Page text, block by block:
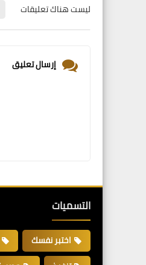
ليست هناك تعليقات
إرسال تعليق
التسميات
اختبر نفسك